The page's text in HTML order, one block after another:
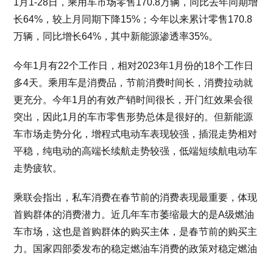
1月1-28日，乘用车市场零售170.8万辆，同比去年同期增
长64%，较上月同期下降15%；今年以来累计零售170.8
万辆，同比增长64%，其中新能源渗透率35%。
今年1月有22个工作日，相对2023年1月份的18个工作日
多4天。乘用车是消费品，节前消费时间长，消费拉动就
更充分。今年1月的有效产销时间很长，开门红效果会很
突出，因此1月的车市零售形势总体是很好的。但新能源
车市场走势分化，增程式电动车表现较强，插混走势相对
平稳，纯电动的高端长续航走势较强，低端短续航电动车
走势疲软。
乘联会指出，私车消费在春节前的消费表现最重要，体现
首购群体的消费潜力。近几年车市萎缩最大的是A级燃油
车市场，这也是首购群体的购买主体，是春节前的购买主
力。国家四部委发布的稳定燃油车消费的政策对稳定燃油